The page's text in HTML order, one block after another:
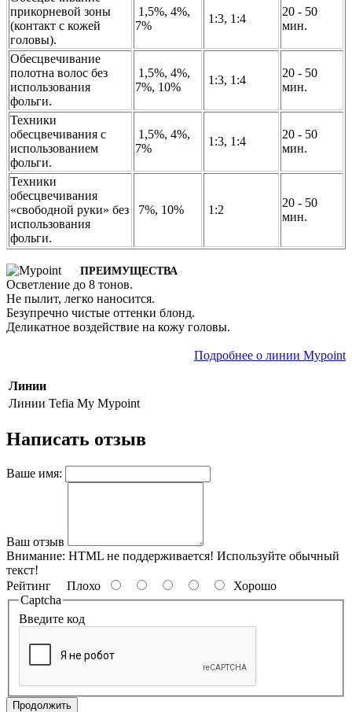
прикорневой зоны
(контакт с кожей
головы).
1,5%, 4%,
7%
1:3, 1:4
20 - 50
мин.
Обесцвечивание
полотна волос без
использования
фольги.
1,5%, 4%,
7%, 10%
1:3, 1:4
20 - 50
мин.
Техники
обесцвечивания с
использованием
фольги.
1,5%, 4%,
7%
1:3, 1:4
20 - 50
мин.
Техники
обесцвечивания
«свободной руки» без
использования
фольги.
7%, 10% 1:2
20 - 50
мин.
ПРЕИМУЩЕСТВА
Осветление до 8 тонов.
Не пылит, легко наносится.
Безупречно чистые оттенки блонд.
Деликатное воздействие на кожу головы.
Подробнее о линии Mypoint
Линии
Линии Tefia My Mypoint
Написать отзыв
Ваше имя:
Ваш отзыв
Внимание: HTML не поддерживается! Используйте обычный
текст!
Рейтинг Плохо
Хорошо
Captcha
Введите код
Продолжить